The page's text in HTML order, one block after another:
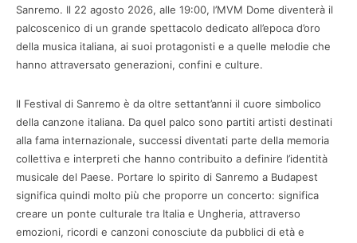
Sanremo. Il 22 agosto 2026, alle 19:00, l’MVM Dome diventerà il
palcoscenico di un grande spettacolo dedicato all’epoca d’oro
della musica italiana, ai suoi protagonisti e a quelle melodie che
hanno attraversato generazioni, confini e culture.
Il Festival di Sanremo è da oltre settant’anni il cuore simbolico
della canzone italiana. Da quel palco sono partiti artisti destinati
alla fama internazionale, successi diventati parte della memoria
collettiva e interpreti che hanno contribuito a definire l’identità
musicale del Paese. Portare lo spirito di Sanremo a Budapest
significa quindi molto più che proporre un concerto: significa
creare un ponte culturale tra Italia e Ungheria, attraverso
emozioni, ricordi e canzoni conosciute da pubblici di età e